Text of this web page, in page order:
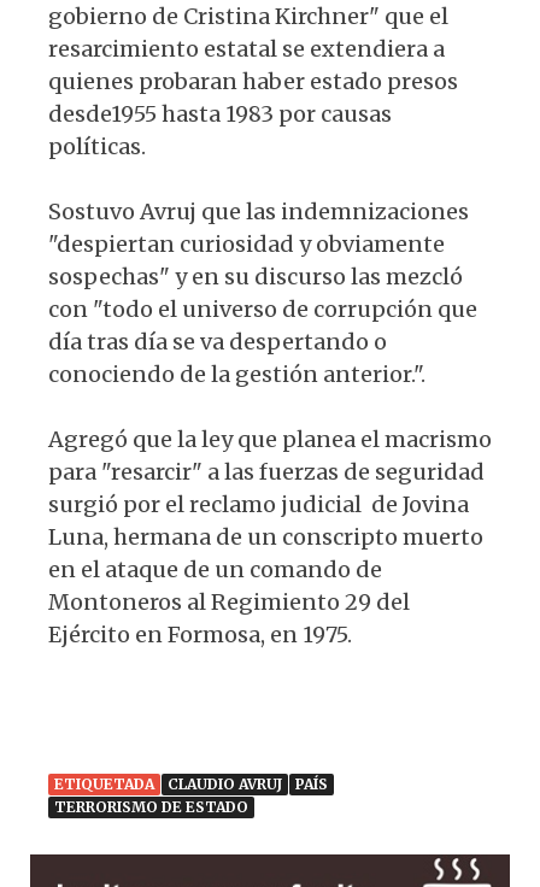
gobierno de Cristina Kirchner" que el
resarcimiento estatal se extendiera a
quienes probaran haber estado presos
desde1955 hasta 1983 por causas
políticas.
Sostuvo Avruj que las indemnizaciones
"despiertan curiosidad y obviamente
sospechas" y en su discurso las mezcló
con "todo el universo de corrupción que
día tras día se va despertando o
conociendo de la gestión anterior.".
Agregó que la ley que planea el macrismo
para "resarcir" a las fuerzas de seguridad
surgió por el reclamo judicial de Jovina
Luna, hermana de un conscripto muerto
en el ataque de un comando de
Montoneros al Regimiento 29 del
Ejército en Formosa, en 1975.
ETIQUETADA CLAUDIO AVRUJ
PAÍS
TERRORISMO DE ESTADO